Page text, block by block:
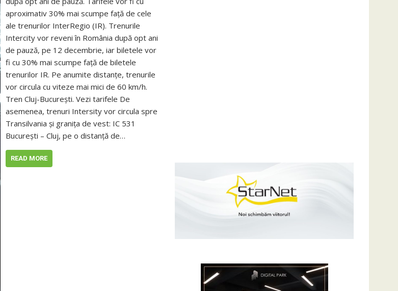
aproximativ 30% mai scumpe față de cele
ale trenurilor InterRegio (IR). Trenurile
Intercity vor reveni în România după opt ani
de pauză, pe 12 decembrie, iar biletele vor
fi cu 30% mai scumpe față de biletele
trenurilor IR. Pe anumite distanțe, trenurile
vor circula cu viteze mai mici de 60 km/h.
Tren Cluj-București. Vezi tarifele De
asemenea, trenuri Intersity vor circula spre
Transilvania și granița de vest: IC 531
București – Cluj, pe o distanță de…
READ MORE